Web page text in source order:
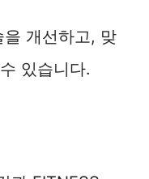
개선하고, 맞
있습니다.